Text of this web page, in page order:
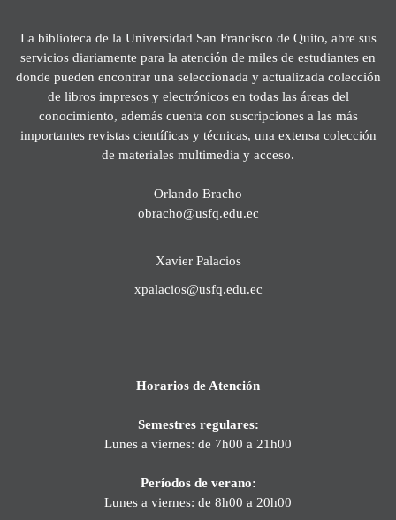
La biblioteca de la Universidad San Francisco de Quito, abre sus
servicios diariamente para la atención de miles de estudiantes en
donde pueden encontrar una seleccionada y actualizada colección
de libros impresos y electrónicos en todas las áreas del
conocimiento, además cuenta con suscripciones a las más
importantes revistas científicas y técnicas, una extensa colección
de materiales multimedia y acceso.
Orlando Bracho
obracho@usfq.edu.ec
Xavier Palacios
xpalacios@usfq.edu.ec
Horarios de Atención
Semestres regulares:
Lunes a viernes: de 7h00 a 21h00
Períodos de verano:
Lunes a viernes: de 8h00 a 20h00